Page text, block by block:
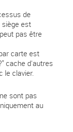
de
siège est
pas être
carte est
cache d'autres
le clavier.
sont pas
au